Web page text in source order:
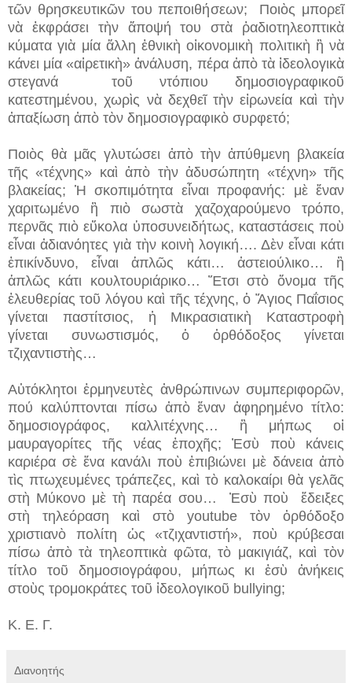
τῶν θρησκευτικῶν του πεποιθήσεων; Ποιὸς μπορεῖ
νὰ ἐκφράσει τὴν ἄποψή του στὰ ῥαδιοτηλεοπτικὰ
κύματα γιὰ μία ἄλλη ἐθνικὴ οἰκονομικὴ πολιτικὴ ἢ νὰ
κάνει μία «αἱρετικὴ» ἀνάλυση, πέρα ἀπὸ τὰ ἰδεολογικὰ
στεγανά τοῦ ντόπιου δημοσιογραφικοῦ
κατεστημένου, χωρὶς νὰ δεχθεῖ τὴν εἰρωνεία καὶ τὴν
ἀπαξίωση ἀπὸ τὸν δημοσιογραφικὸ συρφετό;
Ποιὸς θὰ μᾶς γλυτώσει ἀπὸ τὴν ἀπύθμενη βλακεία
τῆς «τέχνης» καὶ ἀπὸ τὴν ἀδυσώπητη «τέχνη» τῆς
βλακείας; Ἡ σκοπιμότητα εἶναι προφανής: μὲ ἕναν
χαριτωμένο ἢ πιὸ σωστὰ χαζοχαρούμενο τρόπο,
περνᾶς πιὸ εὔκολα ὑποσυνειδήτως, καταστάσεις ποὺ
εἶναι ἀδιανόητες γιὰ τὴν κοινὴ λογική…. Δὲν εἶναι κάτι
ἐπικίνδυνο, εἶναι ἁπλῶς κάτι… ἀστειούλικο… ἢ
ἁπλῶς κάτι κουλτουριάρικο… Ἔτσι στὸ ὄνομα τῆς
ἐλευθερίας τοῦ λόγου καὶ τῆς τέχνης, ὁ Ἅγιος Παΐσιος
γίνεται παστίτσιος, ἡ Μικρασιατικὴ Καταστροφὴ
γίνεται συνωστισμός, ὁ ὀρθόδοξος γίνεται
τζιχαντιστὴς…
Αὐτόκλητοι ἑρμηνευτὲς ἀνθρώπινων συμπεριφορῶν,
πού καλύπτονται πίσω ἀπὸ ἕναν ἀφηρημένο τίτλο:
δημοσιογράφος, καλλιτέχνης… ἢ μήπως οἱ
μαυραγορίτες τῆς νέας ἐποχῆς; Ἐσὺ ποὺ κάνεις
καριέρα σὲ ἕνα κανάλι ποὺ ἐπιβιώνει μὲ δάνεια ἀπὸ
τὶς πτωχευμένες τράπεζες, καὶ τὸ καλοκαίρι θὰ γελᾶς
στὴ Μύκονο μὲ τὴ παρέα σου… Ἐσὺ ποὺ ἔδειξες
στὴ τηλεόραση καὶ στὸ youtube τὸν ὀρθόδοξο
χριστιανὸ πολίτη ὡς «τζιχαντιστή», ποὺ κρύβεσαι
πίσω ἀπὸ τὰ τηλεοπτικὰ φῶτα, τὸ μακιγιάζ, καὶ τὸν
τίτλο τοῦ δημοσιογράφου, μήπως κι ἐσὺ ἀνήκεις
στοὺς τρομοκράτες τοῦ ἰδεολογικοῦ bullying;
Κ. Ε. Γ.
Διανοητής